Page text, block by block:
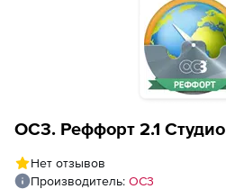
ОС3. Реффорт 2.1 Студио
Нет отзывов
Производитель: ОС3